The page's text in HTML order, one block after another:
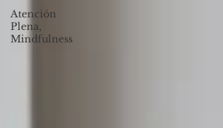
Atención
Plena,
Mindfulness